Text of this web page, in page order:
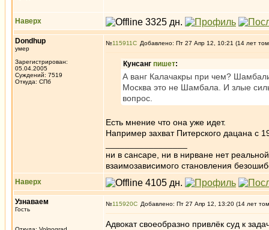
Наверх
Dondhup
умер
Зарегистрирован:
05.04.2005
Суждений: 7519
Откуда: СПб
№115911 Добавлено: Пт 27 Апр 12, 10:21 (14 лет
Кунсанг пишет:
А ванг Калачакры при чем?
Москва это не Шамбала. И злые
вопрос.
Есть мнение что она уже идет.
Например захват Питерского дацана с
ни в сансаре, ни в нирване нет
взаимозависимого становления
Наверх
Узнаваем
Гость
№115920 Добавлено: Пт 27 Апр 12, 13:20 (14 лет
Адвокат своеобразно привлёк суд к